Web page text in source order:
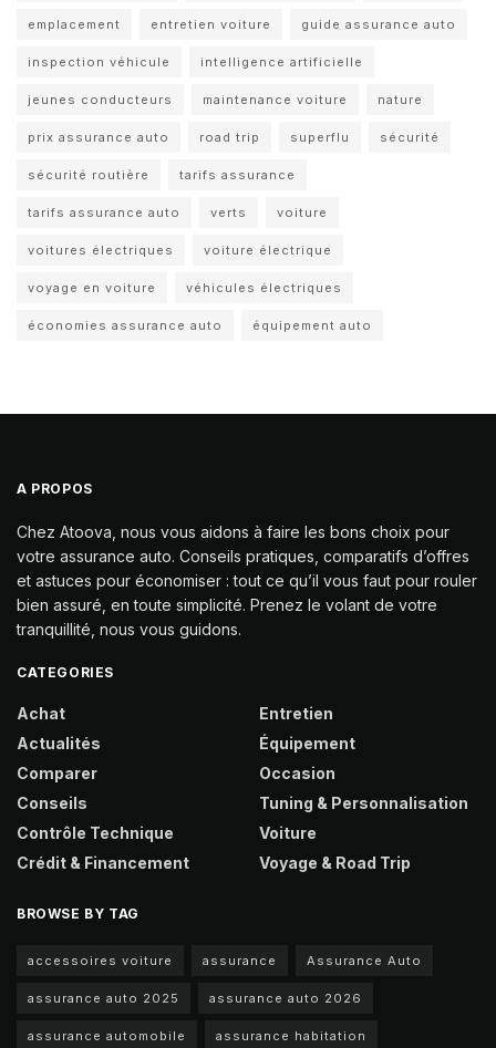
emplacement entretien voiture guide assurance auto
inspection véhicule intelligence artificielle
jeunes conducteurs maintenance voiture nature
prix assurance auto road trip superflu sécurité
sécurité routière tarifs assurance
tarifs assurance auto verts voiture
voitures électriques voiture électrique
voyage en voiture véhicules électriques
économies assurance auto équipement auto
A PROPOS
Chez Atoova, nous vous aidons à faire les bons choix pour
votre assurance auto. Conseils pratiques, comparatifs d’offres
et astuces pour économiser : tout ce qu’il vous faut pour rouler
bien assuré, en toute simplicité. Prenez le volant de votre
tranquillité, nous vous guidons.
CATEGORIES
Achat
Actualités
Comparer
Conseils
Contrôle Technique
Crédit & Financement
Entretien
Équipement
Occasion
Tuning & Personnalisation
Voiture
Voyage & Road Trip
BROWSE BY TAG
accessoires voiture assurance Assurance Auto
assurance auto 2025 assurance auto 2026
assurance automobile assurance habitation